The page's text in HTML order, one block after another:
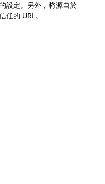
設定。另外，將源自於
的 URL。
要求，該要求會執行可導致
更的認證或類似結果的惡意
，大多數 Salesforce 頁面
架中提供服務。瞭解可建立
登入時，限制您網路的曝光
。從數個工作階段設定進行選